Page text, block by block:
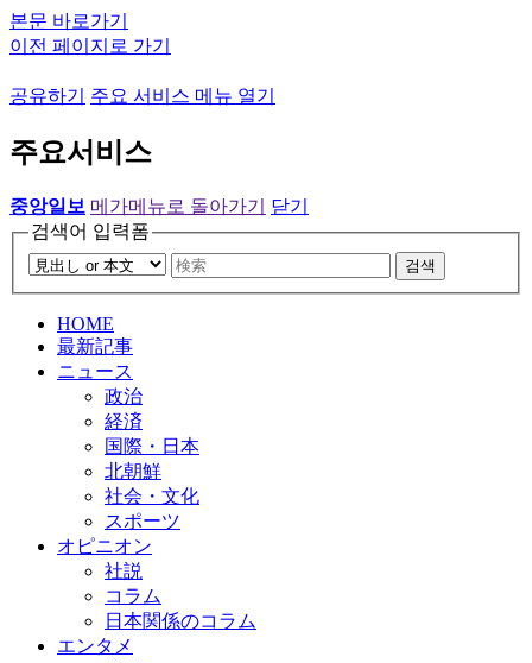
본문 바로가기
이전 페이지로 가기
공유하기 주요 서비스 메뉴 열기
주요서비스
중앙일보 메가메뉴로 돌아가기
닫기
검색어 입력폼
검색
HOME
最新記事
ニュース
政治
経済
国際・日本
北朝鮮
社会・文化
スポーツ
オピニオン
社説
コラム
日本関係のコラム
エンタメ